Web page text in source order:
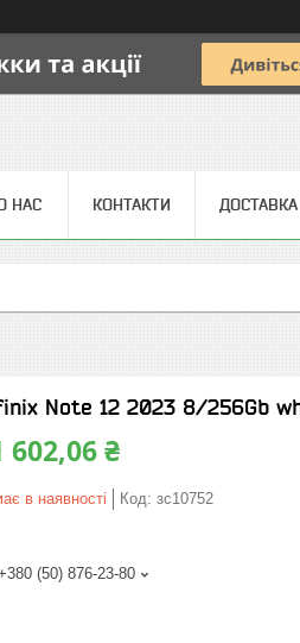
НАС КОНТАКТИ
Note 12 2023 8/256Gb
602,06 ₴
в наявності Код: зс10752
(50) 876-23-80